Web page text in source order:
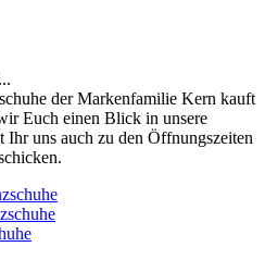
der Markenfamilie Kern kauft
Euch einen Blick in unsere
Ihr uns auch zu den Öffnungszeiten